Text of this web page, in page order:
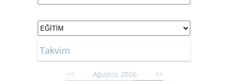
Takvim
<< Ağustos 2026 >>